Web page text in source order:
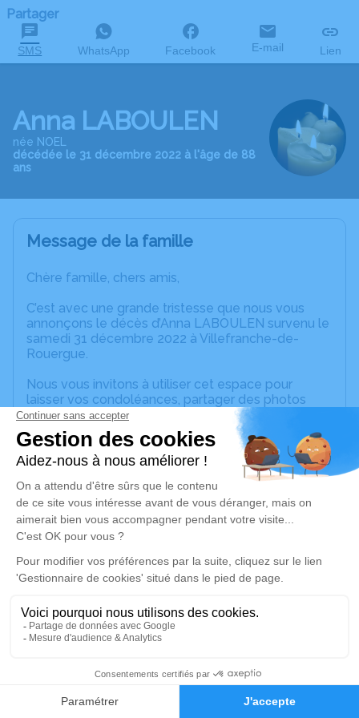
Faire-part Hommages
Partager
SMS WhatsApp Facebook E-mail Lien
Anna LABOULEN
née NOEL
décédée le 31 décembre 2022 à l'âge de 88
ans
Message de la famille
Chère famille, chers amis,
C’est avec une grande tristesse que nous vous
annonçons le décès d’Anna LABOULEN survenu le
samedi 31 décembre 2022 à Villefranche-de-
Rouergue.
Nous vous invitons à utiliser cet espace pour
laisser vos condoléances, partager des photos
souvenirs, une anecdote ou exprimer vos pensées
à travers des poèmes ou des textes. Cet endroit
est un lieu d'expression dédié à honorer la
mémoire d’Anna LABOULEN.
Un service de plantation d’arbre hommage est
disponible ici.
mardi 03 janvier 2023 à 10h30
Église de Calcomier de Vailhourles
12200 Vailhourles